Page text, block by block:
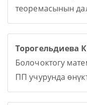
теоремасынын
Торогельдиева
Болочоктогу
ПП учурунда